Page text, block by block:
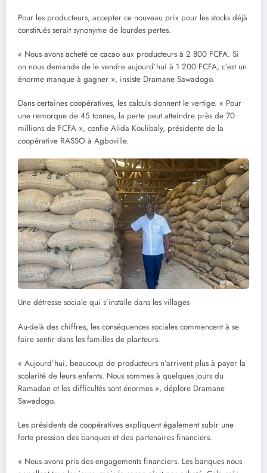
Pour les producteurs, accepter ce nouveau prix pour les stocks déjà
constitués serait synonyme de lourdes pertes.
« Nous avons acheté ce cacao aux producteurs à 2 800 FCFA. Si
on nous demande de le vendre aujourd’hui à 1 200 FCFA, c’est un
énorme manque à gagner », insiste Dramane Sawadogo.
Dans certaines coopératives, les calculs donnent le vertige. « Pour
une remorque de 45 tonnes, la perte peut atteindre près de 70
millions de FCFA », confie Alida Koulibaly, présidente de la
coopérative RASSO à Agboville.
Une détresse sociale qui s’installe dans les villages
Au-delà des chiffres, les conséquences sociales commencent à se
faire sentir dans les familles de planteurs.
« Aujourd’hui, beaucoup de producteurs n’arrivent plus à payer la
scolarité de leurs enfants. Nous sommes à quelques jours du
Ramadan et les difficultés sont énormes », déplore Dramane
Sawadogo.
Les présidents de coopératives expliquent également subir une
forte pression des banques et des partenaires financiers.
« Nous avons pris des engagements financiers. Les banques nous